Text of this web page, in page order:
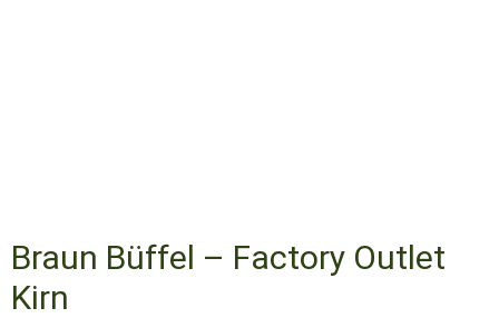
Braun Büffel – Factory Outlet
Kirn